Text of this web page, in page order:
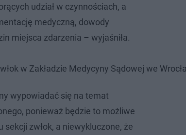
udział w czynnościach, a
medyczną, dowody
miejsca zdarzenia – wyjaśniła.
w Zakładzie Medycyny Sądowej we
wypowiadać się na temat
ponieważ będzie to możliwe
zwłok, a niewykluczone, że